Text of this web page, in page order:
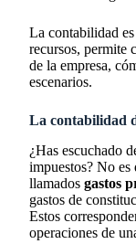
La contabilidad
recursos, permite
de la empresa,
escenarios.
La contabilidad
¿Has escuchado
impuestos? No
llamadosgastos
gastos de
Estos
operaciones de